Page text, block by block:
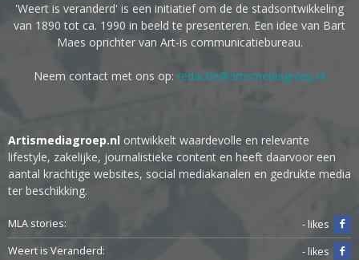
'Weert is veranderd' is een initiatief om de de stadsontwikkeling
van 1890 tot ca. 1990 in beeld te presenteren. Een idee van Bart
Maes oprichter van Art-is communicatiebureau.
Neem contact met ons op: redactie@artismediagroep.nl
Artismediagroep.nl ontwikkelt waardevolle en relevante
lifestyle, zakelijke, journalistieke content en heeft daarvoor een
aantal krachtige websites, social mediakanalen en gedrukte media
ter beschikking.
MLA stories:
- likes
Weert is Veranderd:
- likes